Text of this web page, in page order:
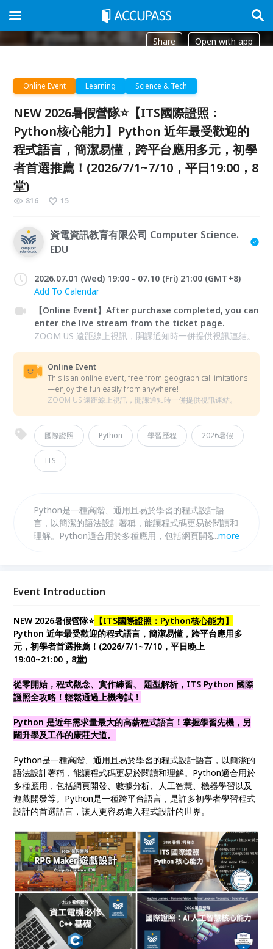
Share Open with app
Online Event Learning Science & Tech
NEW 2026暑假營隊⭐【ITS國際證照：
Python核心能力】Python 近年最受歡迎的
程式語言，簡潔易懂，跨平台應用多元，初學
者首選推薦！(2026/7/1~7/10，平日19:00，8
堂)
816 15
資電資訊教育有限公司 Computer Science.
EDU
2026.07.01 (Wed) 19:00 - 07.10 (Fri) 21:00 (GMT+8)
Add To Calendar
【Online Event】After purchase completed, you can
enter the live stream from the ticket page.
ZOOM US 遠距線上視訊，開課通知時一併提供視訊連結。
Online Event
This is an online event, free from geographical limitations
—enjoy the fun easily from anywhere!
ZOOM US 遠距線上視訊，開課通知時一併提供視訊連結。
國際證照 Python 學習歷程 2026暑假
ITS
Python是一種高階、通用且易於學習的程式設計語
言，以簡潔的語法設計著稱，能讓程式碼更易於閱讀和
理解。Python適合用於多種應用，包括網頁開發、數
考科之一，IT Specialist Certification是
證架構，進行測驗考綱再研發後推出之全新品牌。
...more
Event Introduction
NEW 2026暑假營隊⭐ 【ITS國際證照：Python核心能力】
Python 近年最受歡迎的程式語言，簡潔易懂，跨平台應用多
元，初學者首選推薦！(2026/7/1~7/10，平日晚上
19:00~21:00，8堂)
從零開始，程式觀念、實作練習、 題型解析，ITS Python 國際
證照全攻略！輕鬆通過上機考試！
Python 是近年需求量最大的高薪程式語言！掌握學習先機，另
闢升學及工作的康莊大道。
Python是一種高階、通用且易於學習的程式設計語言，以簡潔的
語法設計著稱，能讓程式碼更易於閱讀和理解。Python適合用於
多種應用，包括網頁開發、數據分析、人工智慧、機器學習以及
遊戲開發等。Python是一種跨平台語言，是許多初學者學習程式
設計的首選語言，讓人更容易進入程式設計的世界。